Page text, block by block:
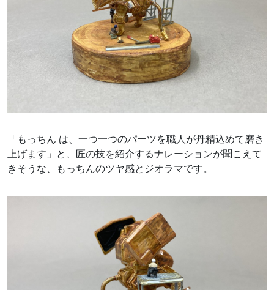
「もっちん は、一つ一つのパーツを職人が丹精込めて磨き
上げます」と、匠の技を紹介するナレーションが聞こえて
きそうな、もっちんのツヤ感とジオラマです。